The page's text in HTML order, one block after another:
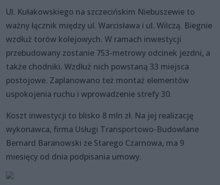
Ul. Kułakowskiego na szczecińskim Niebuszewie to
ważny łącznik między ul. Warcisława i ul. Wilczą. Biegnie
wzdłuż torów kolejowych. W ramach inwestycji
przebudowany zostanie 753-metrowy odcinek jezdni, a
także chodniki. Wzdłuż nich powstaną 33 miejsca
postojowe. Zaplanowano też montaż elementów
uspokojenia ruchu i wprowadzenie strefy 30.
Koszt inwestycji to blisko 8 mln zł. Na jej realizację
wykonawca, firma Usługi Transportowo-Budowlane
Bernard Baranowski ze Starego Czarnowa, ma 9
miesięcy od dnia podpisania umowy.